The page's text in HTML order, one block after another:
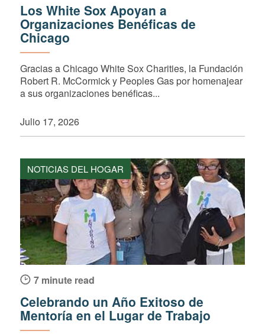
Los White Sox Apoyan a
Organizaciones Benéficas de
Chicago
Gracias a Chicago White Sox Charities, la Fundación
Robert R. McCormick y Peoples Gas por homenajear
a sus organizaciones benéficas...
Julio 17, 2026
NOTICIAS DEL HOGAR
7 minute read
Celebrando un Año Exitoso de
Mentoría en el Lugar de Trabajo